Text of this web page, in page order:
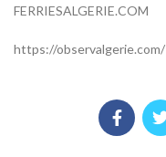
FERRIESALGERIE.COM
https://observalgerie.com/